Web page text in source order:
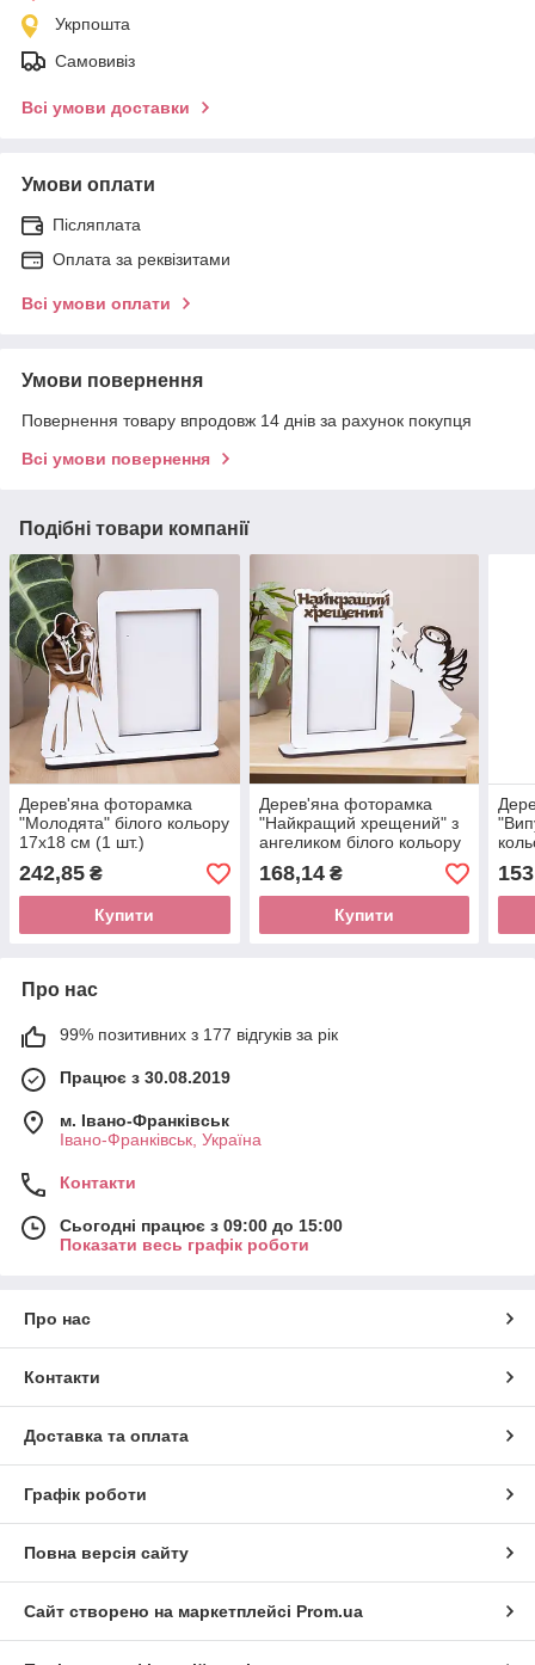
Укрпошта
Самовивіз
Всі умови доставки
Умови оплати
Післяплата
Оплата за реквізитами
Всі умови оплати
Умови повернення
Повернення товару впродовж 14 днів за рахунок покупця
Всі умови повернення
Подібні товари компанії
Дерев'яна фоторамка
"Молодята" білого кольору
17х18 см (1 шт.)
242,85 ₴
Купити
Дерев'яна фоторамка
"Найкращий хрещений" з
ангеликом білого кольору
19х5х23 см (1 шт.)
168,14₴
Купити
шт.)
Про нас
99% позитивних з 177 відгуків за рік
Працює з 30.08.2019
м. Івано-Франківськ
Івано-Франківськ, Україна
Контакти
Сьогодні працює з 09:00 до 15:00
Показати весь графік роботи
Про нас
Контакти
Доставка та оплата
Графік роботи
Повна версія сайту
Сайт створено на маркетплейсі Prom.ua